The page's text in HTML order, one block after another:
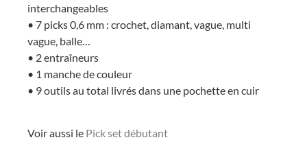
interchangeables
• 7 picks 0,6 mm : crochet, diamant, vague, multi
vague, balle…
• 2 entraîneurs
• 1 manche de couleur
• 9 outils au total livrés dans une pochette en cuir
Voir aussi le Pick set débutant